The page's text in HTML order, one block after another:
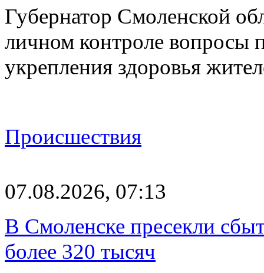
Губернатор Смоленской
личном контроле вопросы
укрепления здоровья
Происшествия
07.08.2026, 07:13
В Смоленске пресекли
более 320 тысяч